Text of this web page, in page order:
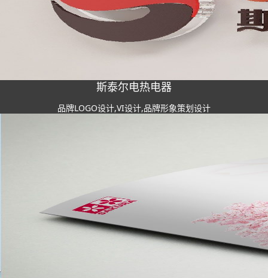
斯泰尔电热电器
品牌LOGO设计,VI设计,品牌形象策划设计